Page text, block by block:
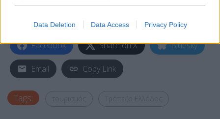
Data Deletion Data Access Privacy Policy
κατοίκων σε ελληνικά ομόλογα και έντοκα
γραμμάτια.
Facebook Share on X Bluesky
Email Copy Link
Tags: